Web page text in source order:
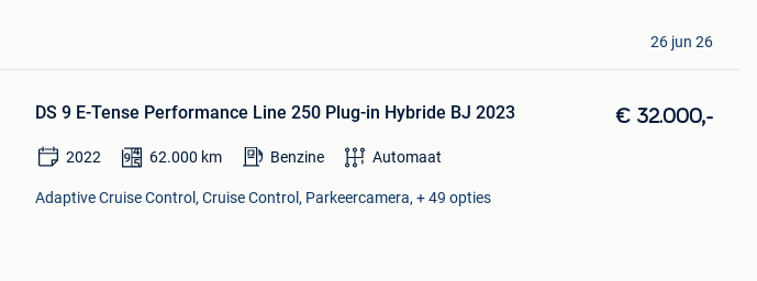
26 jun 26
DS 9 E-Tense Performance Line 250 Plug-in Hybride BJ 2023 € 32.000,-
2022 62.000 km Benzine Automaat
Adaptive Cruise Control, Cruise Control, Parkeercamera, + 49 opties